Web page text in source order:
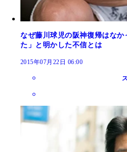
なぜ藤川球児の阪神復帰はな
た」と明かした不信とは
2015年07月22日 06:00